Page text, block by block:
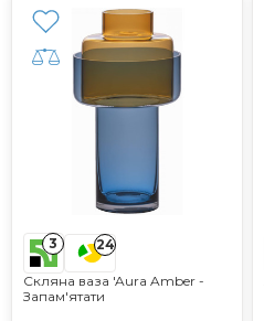
3 24
Скляна ваза 'Aura Amber -
Запам'ятати